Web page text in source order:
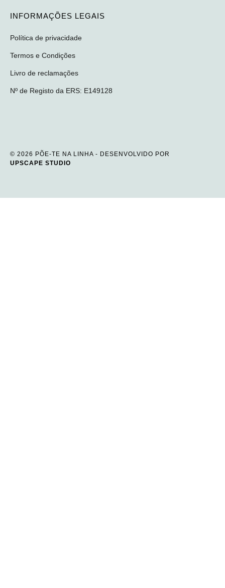
INFORMAÇÕES LEGAIS
Política de privacidade
Termos e Condições
Livro de reclamações
Nº de Registo da ERS: E149128
© 2026 PÕE-TE NA LINHA - DESENVOLVIDO POR
UPSCAPE STUDIO